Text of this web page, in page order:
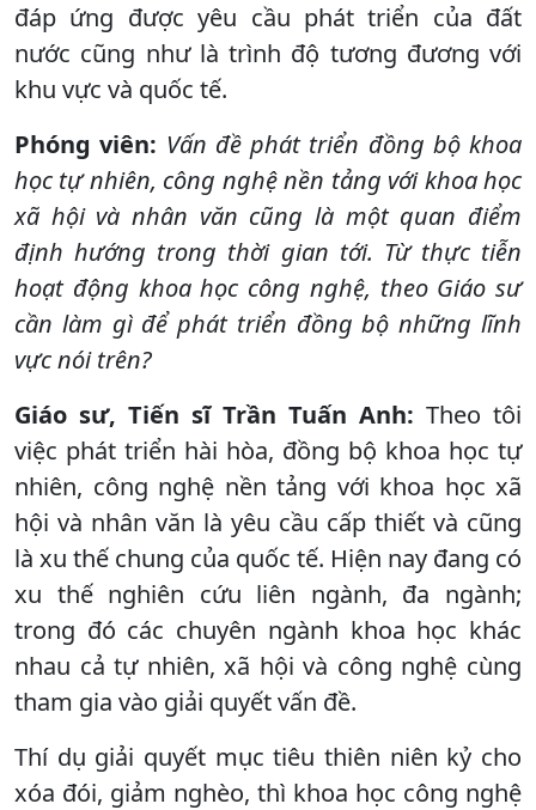
đáp ứng được yêu cầu phát triển của đất
nước cũng như là trình độ tương đương với
khu vực và quốc tế.
Phóng viên: Vấn đề phát triển đồng bộ khoa
học tự nhiên, công nghệ nền tảng với khoa học
xã hội và nhân văn cũng là một quan điểm
định hướng trong thời gian tới. Từ thực tiễn
hoạt động khoa học công nghệ, theo Giáo sư
cần làm gì để phát triển đồng bộ những lĩnh
vực nói trên?
Giáo sư, Tiến sĩ Trần Tuấn Anh: Theo tôi
việc phát triển hài hòa, đồng bộ khoa học tự
nhiên, công nghệ nền tảng với khoa học xã
hội và nhân văn là yêu cầu cấp thiết và cũng
là xu thế chung của quốc tế. Hiện nay đang có
xu thế nghiên cứu liên ngành, đa ngành;
trong đó các chuyên ngành khoa học khác
nhau cả tự nhiên, xã hội và công nghệ cùng
tham gia vào giải quyết vấn đề.
Thí dụ giải quyết mục tiêu thiên niên kỷ cho
xóa đói, giảm nghèo, thì khoa học công nghệ